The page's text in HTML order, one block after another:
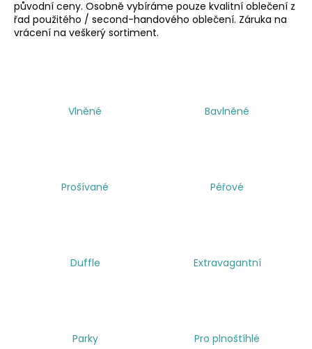
původní ceny. Osobně vybíráme pouze kvalitní oblečení z
řad použitého / second-handového oblečení. Záruka na
vrácení na veškerý sortiment.
Vlněné Bavlněné
Prošívané Péřové
Duffle Extravagantní
Parky Pro plnoštíhlé
ř
e